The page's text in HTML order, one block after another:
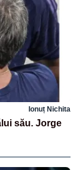
Ionuț Nichita
său. Jorge